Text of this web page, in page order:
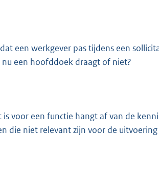
een werkgever pas tijdens een
een hoofddoek draagt of niet?
is voor een functie hangt af van de
die niet relevant zijn voor de